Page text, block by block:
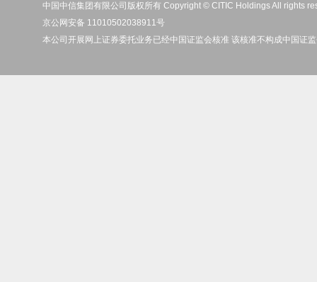
中国中信集团有限公司版权所有 Copyright © CITIC Holdings All rights
京公网安备 11010502038911号
本公司开展网上证券委托业务已经中国证监会核准 该核准不构成中国证